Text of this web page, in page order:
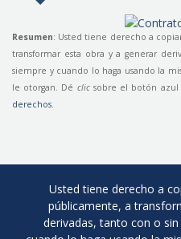
Resumen: Usted tiene derecho a
transformar esta obra y a generar
siempre y cuando lo haga usando la
le otorgan. Dé clicsobre el botón azul
derechos
Usted tiene derecho a
públicamente, a
derivadas, tanto con o